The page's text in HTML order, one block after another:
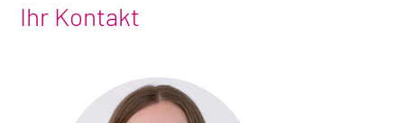
Ihr Kontakt
Foto
von